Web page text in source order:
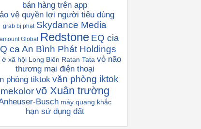
bán hàng trên app
vệ quyền lợi người tiêu dùng
grab bị phạt Skydance Media
Global Redstone EQ cia
ca An Bình Phát Holdings
ở xã hội Long Biên Ratan Tata vỏ não
thương mại điện thoại
phòng tiktok văn phòng iktok
mekolor võ Xuân trường
Busch máy quang khắc
hạn sử dụng đất